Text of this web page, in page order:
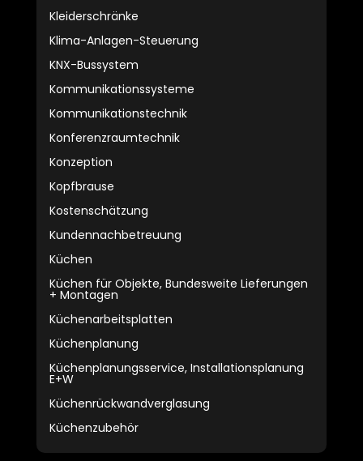
Kleiderschränke
Klima-Anlagen-Steuerung
KNX-Bussystem
Kommunikationssysteme
Kommunikationstechnik
Konferenzraumtechnik
Konzeption
Kopfbrause
Kostenschätzung
Kundennachbetreuung
Küchen
Küchen für Objekte, Bundesweite Lieferungen
+ Montagen
Küchenarbeitsplatten
Küchenplanung
Küchenplanungsservice, Installationsplanung
E+W
Küchenrückwandverglasung
Küchenzubehör